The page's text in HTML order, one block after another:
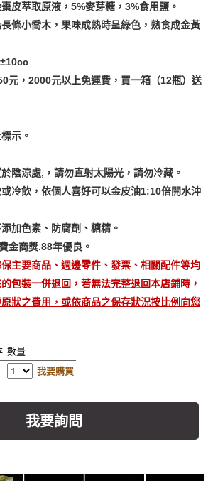
萃取原液，5%麥芽糖，3%食用鹽。
小喬木，果味成熟時呈綠色，熟食成金黃
±10cc
元，2000元以上免運費，買一箱（12瓶）送
示。
於陰涼處,，請勿直射太陽光，請勿冷藏。
或冷飲，依個人喜好可以金皮油1:10倍開水沖
加色素、防腐劑、糖精。
金商獎.88年優良。
主要商品、週邊零件、發票、相關配件等均
包裝一併退回，若無法完整退回本店鋪時，
狀之費用，或依商品之保存狀況按比例向您
數量
我要購買
我要詢問